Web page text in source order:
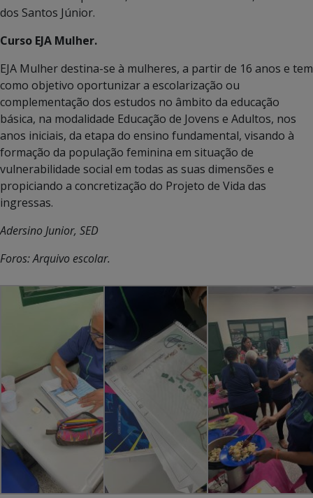
dos Santos Júnior.
Curso EJA Mulher.
EJA Mulher destina-se à mulheres, a partir de 16 anos e tem
como objetivo oportunizar a escolarização ou
complementação dos estudos no âmbito da educação
básica, na modalidade Educação de Jovens e Adultos, nos
anos iniciais, da etapa do ensino fundamental, visando à
formação da população feminina em situação de
vulnerabilidade social em todas as suas dimensões e
propiciando a concretização do Projeto de Vida das
ingressas.
Adersino Junior, SED
Foros: Arquivo escolar.